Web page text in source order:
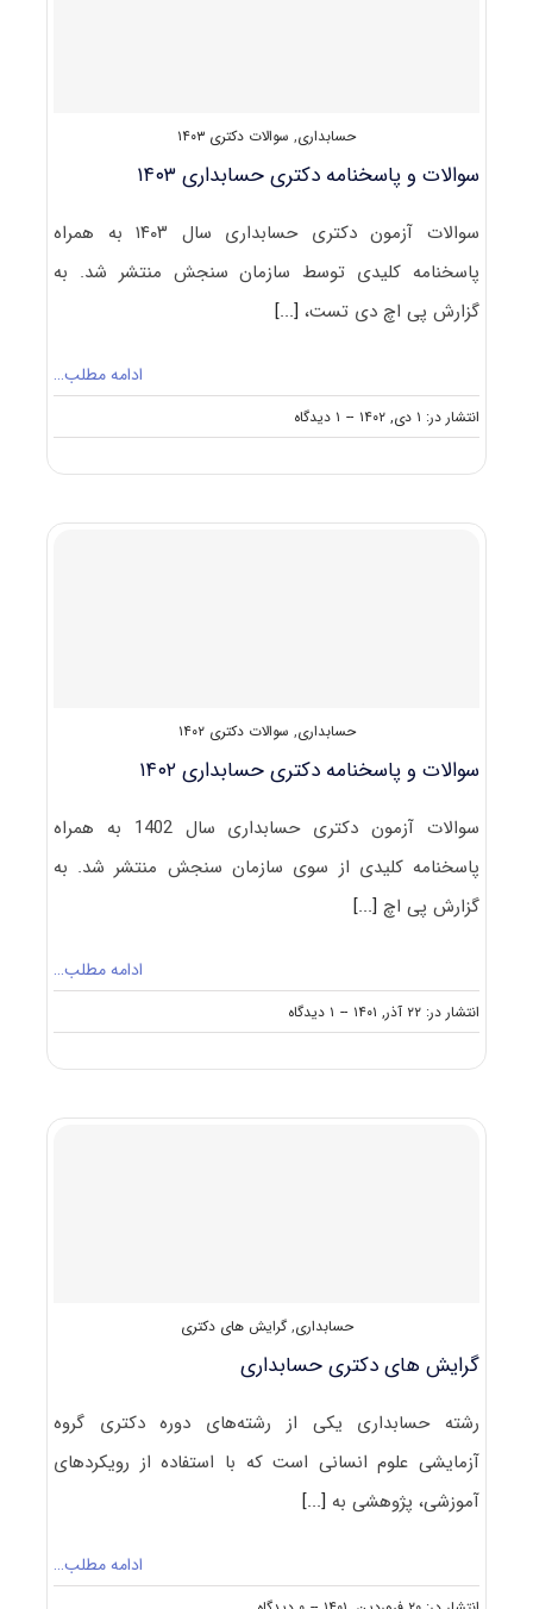
حسابداری, سوالات دکتری ۱۴۰۳
سوالات و پاسخنامه دکتری حسابداری ۱۴۰۳
سوالات آزمون دکتری حسابداری سال ۱۴۰۳ به همراه
پاسخنامه کلیدی توسط سازمان سنجش منتشر شد. به
گزارش پی اچ دی تست،[...]
ادامه مطلب…
انتشار در: ۱ دی, ۱۴۰۲ -- ۱ دیدگاه
on
سوالات
حسابداری
حسابداری, سوالات دکتری ۱۴۰۲
سوالات و پاسخنامه دکتری حسابداری ۱۴۰۲
سوالات آزمون دکتری حسابداری سال 1402 به همراه
پاسخنامه کلیدی از سوی سازمان سنجش منتشر شد. به
گزارش پی اچ[...]
ادامه مطلب…
انتشار در: ۲۲ آذر, ۱۴۰۱ -- ۱ دیدگاه
on
سوالات
حسابداری
حسابداری,گرایش های دکتری
گرایش های دکتری حسابداری
رشته حسابداری یکی از رشته‌های دوره دکتری گروه
آزمایشی علوم انسانی است که با استفاده از رویکردهای
آموزشی، پژوهشی به [...]
ادامه مطلب…